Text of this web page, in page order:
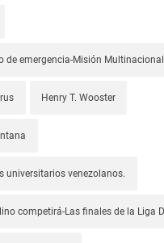
de emergencia-Misión
Henry T. Wooster
universitarios venezolanos.
competirá-Las finales de la Liga